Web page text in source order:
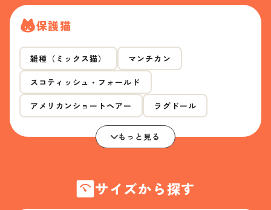
保護猫
雑種（ミックス猫） マンチカン
スコティッシュ・フォールド
アメリカンショートヘアー ラグドール
もっと見る
サイズから探す